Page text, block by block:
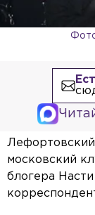
московский
блогера